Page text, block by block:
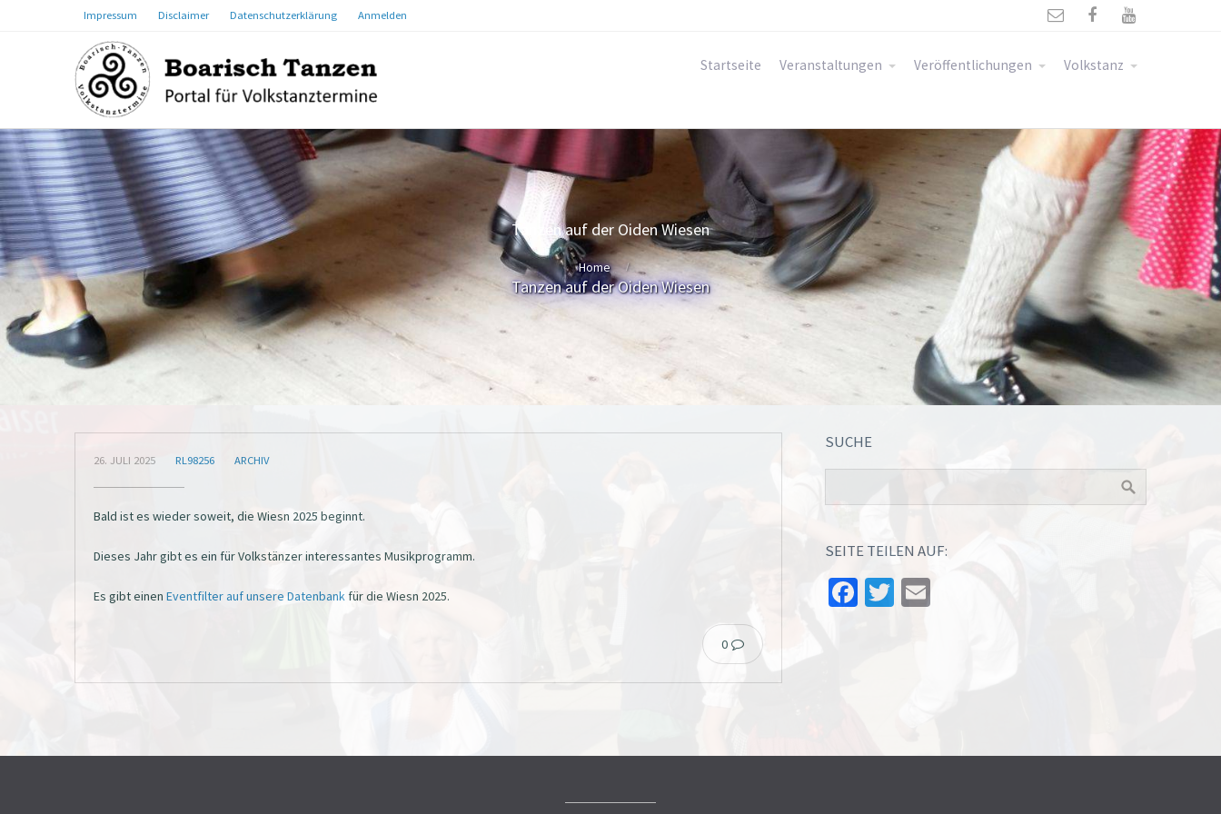
Impressum Disclaimer Datenschutzerklärung Anmelden   
Startseite Veranstaltungen Veröffentlichungen Volkstanz
Tanzen auf der Oiden Wiesen
Home
Tanzen auf der Oiden Wiesen
26. JULI 2025 RL98256 ARCHIV
Bald ist es wieder soweit, die Wiesn 2025 beginnt.
Dieses Jahr gibt es ein für Volkstänzer interessantes Musikprogramm.
Es gibt einen Eventfilter auf unsere Datenbank für die Wiesn 2025.
0
SUCHE
SEITE TEILEN AUF:
Facebook
Twitter
Email